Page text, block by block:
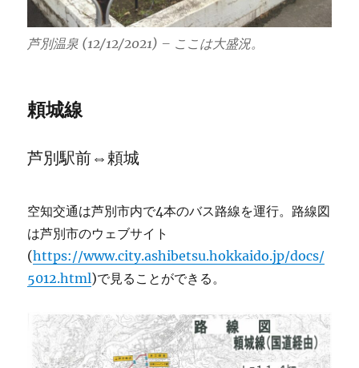
芦別温泉 (12/12/2021) – ここは大盛況。
頼城線
芦別駅前⇔頼城
空知交通は芦別市内で4本のバス路線を運行。路線図
は芦別市のウェブサイト
(https://www.city.ashibetsu.hokkaido.jp/docs/
5012.html)で見ることができる。